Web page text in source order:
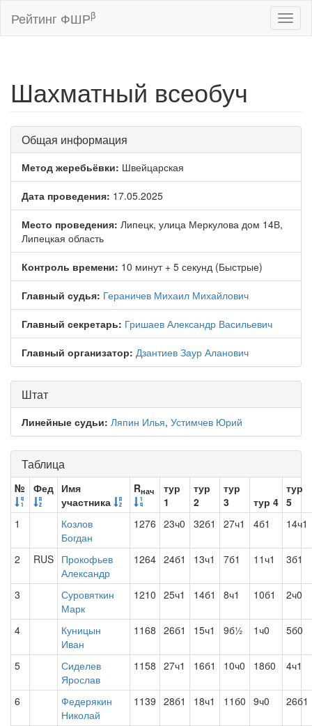
Рейтинг ФШРβ
Шахматный всеобуч
Общая информация
Метод жеребьёвки: Швейцарская
Дата проведения: 17.05.2025
Место проведения: Липецк, улица Меркулова дом 14В,
Липецкая область
Контроль времени: 10 минут + 5 секунд (Быстрые)
Главный судья: Гераничев Михаил Михайлович
Главный секретарь: Гришаев Александр Васильевич
Главный организатор: Дзантиев Заур Аланович
Штат
Линейные судьи: Ляпин Илья, Устимчев Юрий
Таблица
№ Фед Имя
участника
Rнач
тур
1
тур
2
тур
3
тур 4
тур
5
1
Козлов
Богдан
1276 23ч0 32б1 27ч1 4б1 14ч1
2 RUS Прокофьев
Александр
1264 24б1 13ч1 7б1 11ч1 3б1
3
Суровяткин
Марк
1210 25ч1 14б1 8ч1 10б1 2ч0
4
Куницын
Иван
1168 26б1 15ч1 9б½ 1ч0 5б0
5
Сиделев
Ярослав
1158 27ч1 16б1 10ч0 18б0 4ч1
6
Федерякин
Николай
1139 28б1 18ч1 11б0 9ч0 26б1